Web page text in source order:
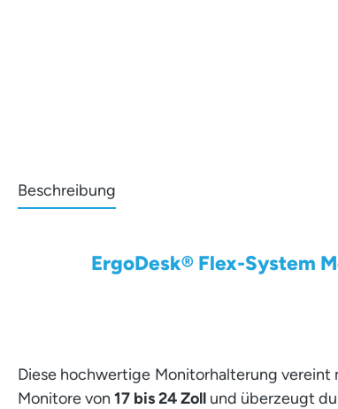
Beschreibung
ErgoDesk® Flex-System
Diese hochwertige Monitorhalterung
Monitore von 17 bis 24 Zoll und überzeugt